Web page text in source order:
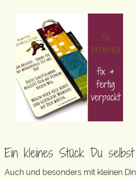
Ein kleines Stück Du selbst
Auch und besonders mit kleinen